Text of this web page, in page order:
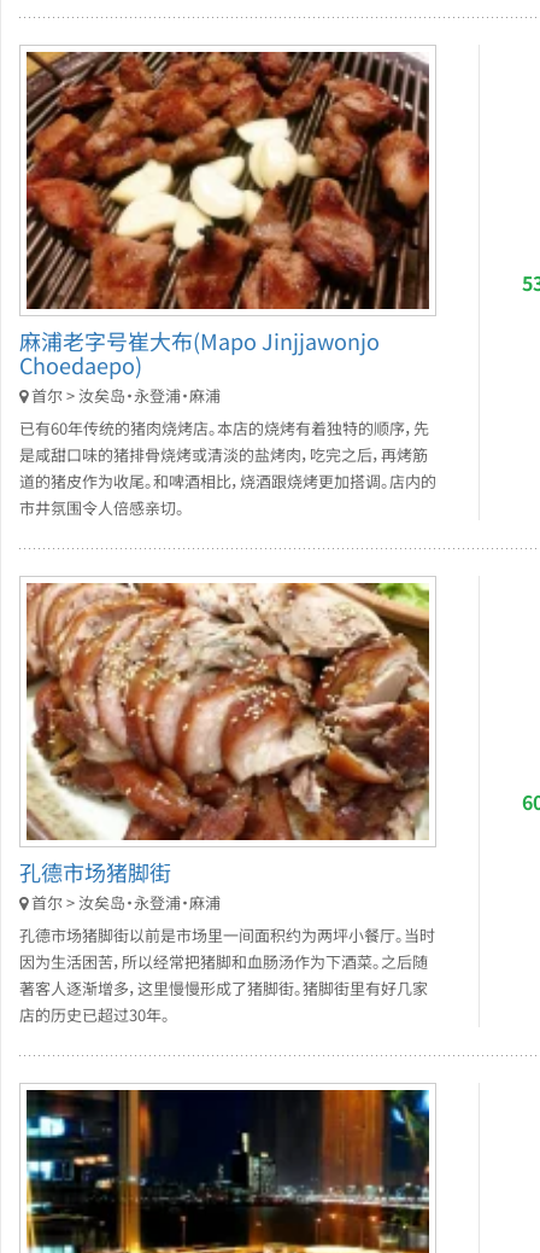
麻浦老字号崔大布(Mapo Jinjjawonjo
Choedaepo)
首尔 > 汝矣岛・永登浦・麻浦
已有60年传统的猪肉烧烤店。本店的烧烤有着独特的顺序，先
是咸甜口味的猪排骨烧烤或清淡的盐烤肉，吃完之后，再烤筋
道的猪皮作为收尾。和啤酒相比，烧酒跟烧烤更加搭调。店内的
市井氛围令人倍感亲切。
孔德市场猪脚街
首尔 > 汝矣岛・永登浦・麻浦
孔德市场猪脚街以前是市场里一间面积约为两坪小餐厅。当时
因为生活困苦，所以经常把猪脚和血肠汤作为下酒菜。之后随
著客人逐渐增多，这里慢慢形成了猪脚街。猪脚街里有好几家
店的历史已超过30年。